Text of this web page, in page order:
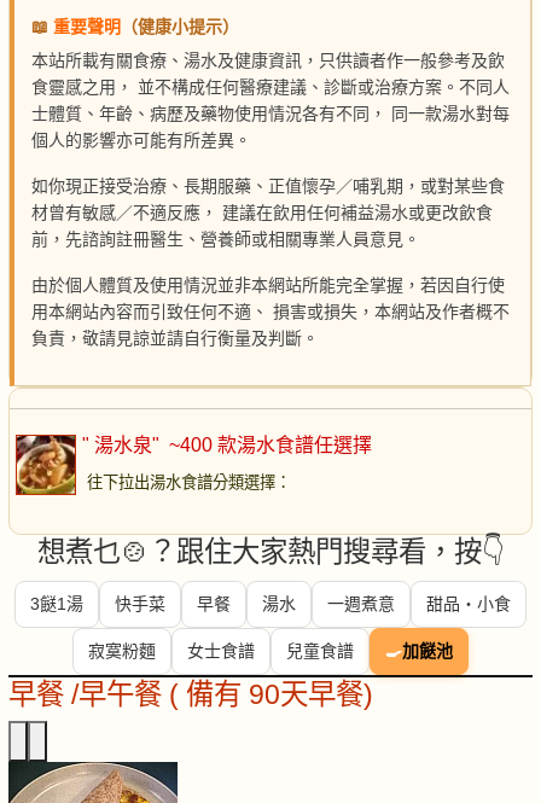
📖 重要聲明
（健康小提示）
本站所載有關食療、湯水及健康資訊，只供讀者作一般參考及飲
食靈感之用， 並不構成任何醫療建議、診斷或治療方案。不同人
士體質、年齡、病歷及藥物使用情況各有不同， 同一款湯水對每
個人的影響亦可能有所差異。
如你現正接受治療、長期服藥、正值懷孕／哺乳期，或對某些食
材曾有敏感／不適反應， 建議在飲用任何補益湯水或更改飲食
前，先諮詢註冊醫生、營養師或相關專業人員意見。
由於個人體質及使用情況並非本網站所能完全掌握，若因自行使
用本網站內容而引致任何不適、 損害或損失，本網站及作者概不
負責，敬請見諒並請自行衡量及判斷。
" 湯水泉" ~400 款湯水食譜任選擇
往下拉出湯水食譜分類選擇 ：
想煮乜🍲？跟住大家熱門搜尋看，按👇
3餸1湯 快手菜 早餐 湯水 一週煮意 甜品・小食
寂寞粉麵 女士食譜 兒童食譜 🍳加餸池
早餐 /早午餐 ( 備有 90天早餐)